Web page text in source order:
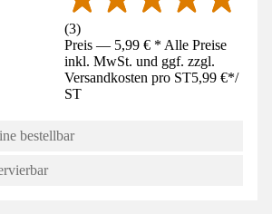
(3)
Preis — 5,99 € * Alle Preise
inkl. MwSt. und ggf. zzgl.
Versandkosten pro ST5,99 €*/
ST
bestellbar